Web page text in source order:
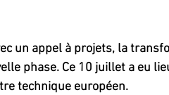
un appel à projets, la
phase. Ce 10 juillet a eu
technique européen.